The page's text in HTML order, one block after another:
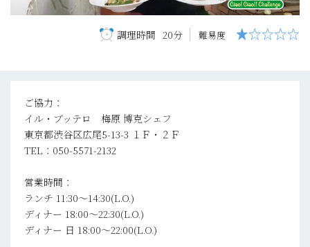
調理時間 20分 難易度
ご協力：
イル・ブッテロ 梅原 博克シェフ
東京都渋谷区広尾5-13-3 １Ｆ・２Ｆ
TEL：050-5571-2132
営業時間：
ランチ 11:30～14:30(L.O.)
ディナー 18:00～22:30(L.O.)
ディナー 日 18:00～22:00(L.O.)